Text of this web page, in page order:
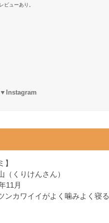
ビューあり。
▼Instagram
】
（くりけんさん）
11月
ンカワイイがよく噛みよく寝る